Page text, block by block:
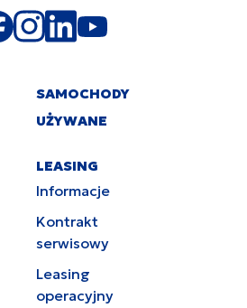
SAMOCHODY
UŻYWANE
LEASING
Informacje
Kontrakt
serwisowy
Leasing
operacyjny